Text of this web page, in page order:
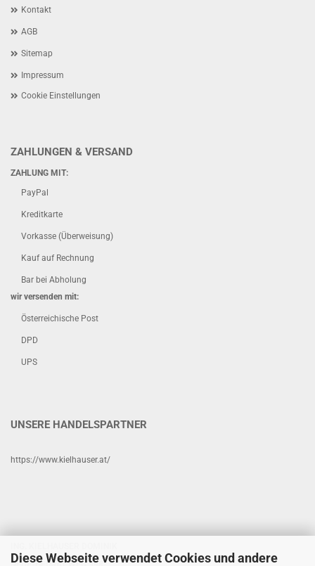
Diese Webseite verwendet Cookies und andere
Kontakt
AGB
Sitemap
Impressum
Cookie Einstellungen
ZAHLUNGEN & VERSAND
ZAHLUNG MIT:
PayPal
Kreditkarte
Vorkasse (Überweisung)
Kauf auf Rechnung
Bar bei Abholung
wir versenden mit:
Österreichische Post
DPD
UPS
UNSERE HANDELSPARTNER
https://www.kielhauser.at/